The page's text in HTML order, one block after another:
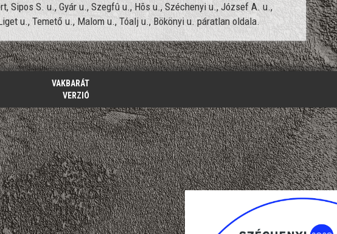
Sipos S. u., Gyár u., Szegfû u., Hõs u., Széchenyi u., József A. u.,
u., Temető u., Malom u., Tóalj u., Bökönyi u. páratlan oldala.
VAKBARÁT
VERZIÓ